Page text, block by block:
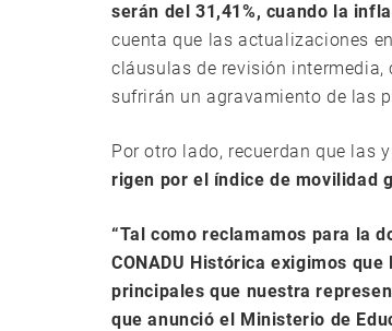
serán del 31,41%, cuando la
cuenta que las actualizaciones
cláusulas de revisión
sufrirán un agravamiento de las
Por otro lado, recuerdan que las y
rigen por el índice de movilidad
“Tal como reclamamos para la
CONADU Histórica exigimos
principales que nuestra
que anunció el Ministerio de